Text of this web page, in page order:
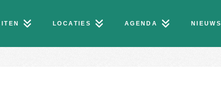
LOCATIES AGENDA NIEUWS